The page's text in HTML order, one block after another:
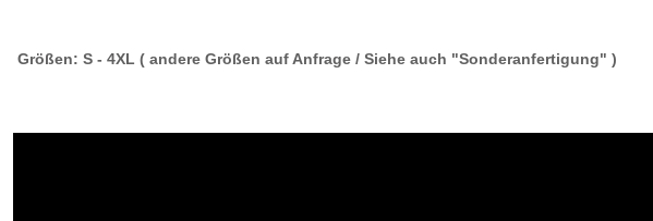
Größen: S - 4XL ( andere Größen auf Anfrage / Siehe auch "Sonderanfertigung" )